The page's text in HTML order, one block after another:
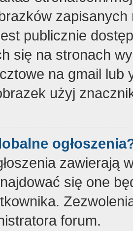
publicznie
się na stronach
na gmail lub
użyj
zawierają
się one
forum.